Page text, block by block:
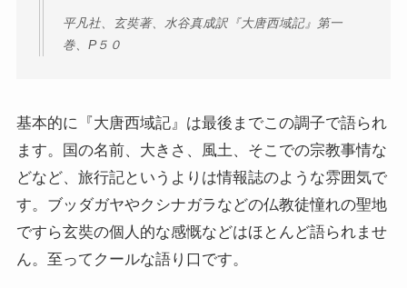
ロシアの巨人トルストイ
ロシアの大作家チェーホフの名作たち
ニーチェとドストエフスキー
愛すべき遍歴の騎士ドン・キホーテ
平凡社、玄奘著、水谷真成訳『大唐西域記』第一
巻、P５０
基本的に『大唐西域記』は最後までこの調子で語られ
ます。国の名前、大きさ、風土、そこでの宗教事情な
どなど、旅行記というよりは情報誌のような雰囲気で
す。ブッダガヤやクシナガラなどの仏教徒憧れの聖地
ですら玄奘の個人的な感慨などはほとんど語られませ
ん。至ってクールな語り口です。